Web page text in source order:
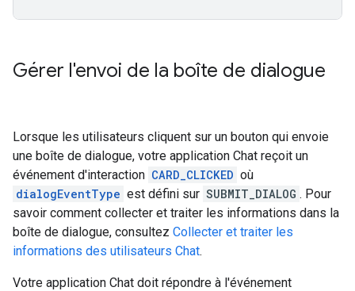
Gérer l'envoi de la boîte de dialogue
Lorsque les utilisateurs cliquent sur un bouton qui envoie
une boîte de dialogue, votre application Chat reçoit un
événement d'interaction CARD_CLICKED où
dialogEventType est défini sur SUBMIT_DIALOG . Pour
savoir comment collecter et traiter les informations dans la
boîte de dialogue, consultez Collecter et traiter les
informations des utilisateurs Chat.
Votre application Chat doit répondre à l'événement